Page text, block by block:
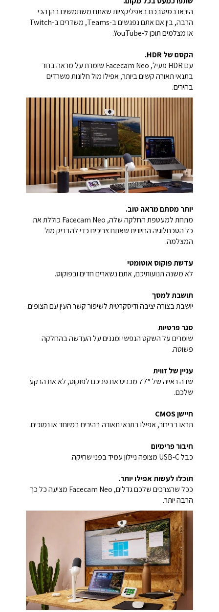
היראו במיטבכם באפליקציות שאתם משתמשים בהן הכי
הרבה, בין אם אתם נפגשים ב-Teams, משדרים ב-Twitch
או מצלמים תוכן ל-YouTube.
הקסם של HDR.
עם HDR פעיל, Facecam Neo שומרת על מראה ברור
בתנאי תאורה קשים ביותר, אפילו מול חלונות משרדים
בהירים.
יותר מסתם מראה טוב.
מתחת למעטפת החלקה שלה, Facecam Neo כוללת את
כל הטכנולוגיה החיונית שאתם צריכים כדי להבריק מול
המצלמה.
עדשת פוקוס אוטומטי
לא משנה תנועותיכם, אתם נשארים חדים ובפוקוס.
תושבת למסך
יושבת בצורה יציבה ודיסקרטית לשיפור קשר העין עם הצופים.
סגר פרטיות
שומרים על השקט הנפשי ומגנים על העדשה בהחלקה
פשוטה.
עניין של זווית
שדה ראייה של 77° מכניס את פניכם לפוקוס, לא את הרקע
שלכם.
חיישן CMOS
תראו בבירור, אפילו בתנאי תאורה בהירים במיוחד או נמוכים.
חיבור פרימיום
כבל USB-C מצופה ניילון עמיד בפני שחיקה.
תוכלו לעשות אפילו יותר.
ככל שהצרכים שלכם גדלים, Facecam Neo מציעה כל כך
הרבה יותר.